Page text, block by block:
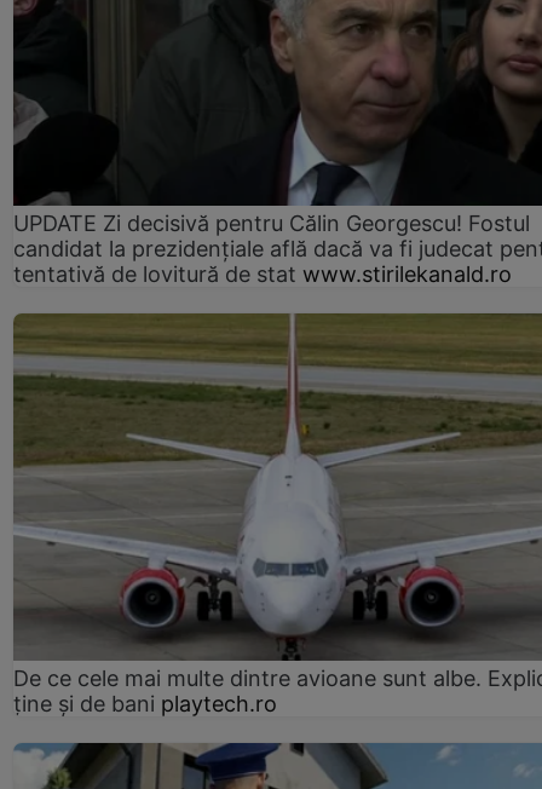
UPDATE Zi decisivă pentru Călin Georgescu! Fostul
candidat la prezidențiale află dacă va fi judecat
tentativă de lovitură de stat www.stirilekanald.ro
De ce cele mai multe dintre avioane sunt albe.
ține și de bani playtech.ro